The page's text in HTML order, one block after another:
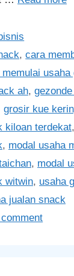
,cara
ah,
grosir kue
kiloan terdekat,
, modal usaha
, modal
witwin, usaha
jualan snack